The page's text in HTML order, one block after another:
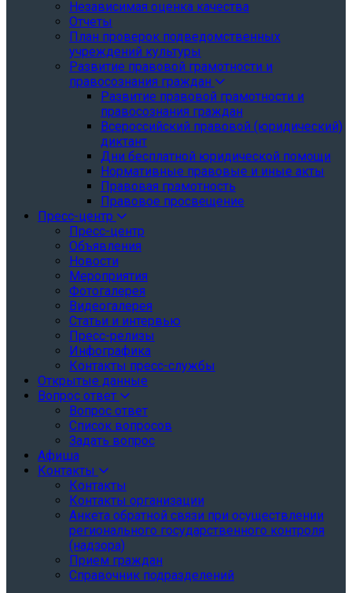
Независимая оценка качества
Отчеты
План проверок подведомственных
учреждений культуры
Развитие правовой грамотности и
правосознания граждан
Развитие правовой грамотности и
правосознания граждан
Всероссийский правовой (юридический)
диктант
Дни бесплатной юридической помощи
Нормативные правовые и иные акты
Правовая грамотность
Правовое просвещение
Пресс-центр
Пресс-центр
Объявления
Новости
Мероприятия
Фотогалерея
Видеогалерея
Статьи и интервью
Пресс-релизы
Инфографика
Контакты пресс-службы
Открытые данные
Вопрос ответ
Вопрос ответ
Список вопросов
Задать вопрос
Афиша
Контакты
Контакты
Контакты организации
Анкета обратной связи при осуществлении
регионального государственного контроля
(надзора)
Прием граждан
Справочник подразделений